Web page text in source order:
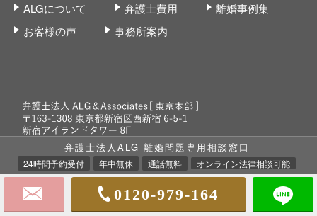
ALGについて
弁護士費用
離婚事例集
お客様の声
事務所案内
プライバシーポリシー 個人情報取り扱いに関する記述
弁護士法人ALG 離婚問題専用相談窓口
24時間予約受付 年中無休 通話無料 オンライン法律相談可能
0120-979-164